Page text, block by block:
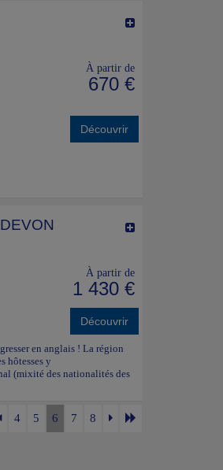
À partir de
670 €
Découvrir
À partir de
1 430 €
Découvrir
en anglais ! La région
hôtesses y
(mixité des nationalités des
4 5 6 7 8